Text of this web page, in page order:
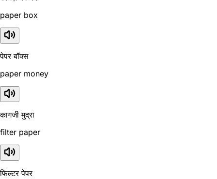
paper box
पेपर बॉक्स
paper money
कागजी मुद्रा
filter paper
फिल्टर पेपर